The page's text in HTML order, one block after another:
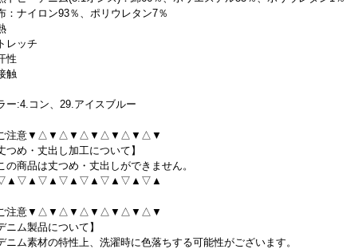
：ナイロン93％、ポリウレタン7％
レッチ
性
触
ー:4.コン、29.アイスブルー
注意▼△▼△▼△▼△▼△▼△▼
つめ・丈出し加工について】
の商品は丈つめ・丈出しができません。
注意▼△▼△▼△▼△▼△▼△▼
ニム製品について】
ニム素材の特性上、洗濯時に色落ちする可能性がございます。